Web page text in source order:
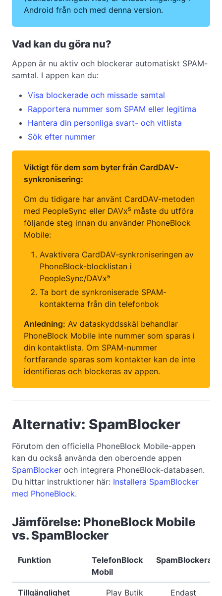
Android från och med denna version.
Vad kan du göra nu?
Appen är nu aktiv och blockerar automatiskt SPAM-
samtal. I appen kan du:
Visa blockerade och missade samtal
Rapportera nummer som SPAM eller legitima
Hantera din personliga svart- och vitlista
Sök efter nummer
Viktigt för dem som byter från CardDAV-
synkronisering:
Om du tidigare har använt CardDAV-metoden
med PeopleSync eller DAVx⁵ måste du utföra
följande steg innan du använder PhoneBlock
Mobile:
Avaktivera CardDAV-synkroniseringen av
PhoneBlock-blocklistan i
PeopleSync/DAVx⁵
Ta bort de synkroniserade SPAM-
kontakterna från din telefonbok
Anledning: Av dataskyddsskäl behandlar
PhoneBlock Mobile inte nummer som sparas i
din kontaktlista. Om SPAM-nummer
fortfarande sparas som kontakter kan de inte
identifieras och blockeras av appen.
Alternativ: SpamBlocker
Förutom den officiella PhoneBlock Mobile-appen
kan du också använda den oberoende appen
SpamBlocker och integrera PhoneBlock-databasen.
Du hittar instruktioner här: Installera SpamBlocker
med PhoneBlock.
Jämförelse: PhoneBlock Mobile
vs. SpamBlocker
Funktion
TelefonBlock
Mobil
SpamBlockerare
Tillgänglighet Play Butik
Endast